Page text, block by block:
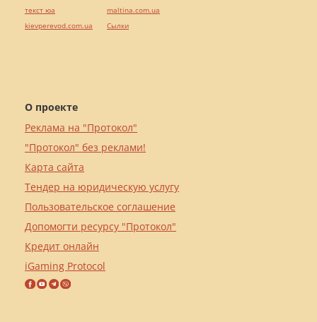
О проекте
Реклама на "Протокол"
"Протокол" без реклами!
Карта сайта
Тендер на юридическую услугу
Пользовательское соглашение
Допомогти ресурсу "Протокол"
Кредит онлайн
iGaming Protocol
текст юа
kievperevod.com.ua
maltina.com.ua
Cылки